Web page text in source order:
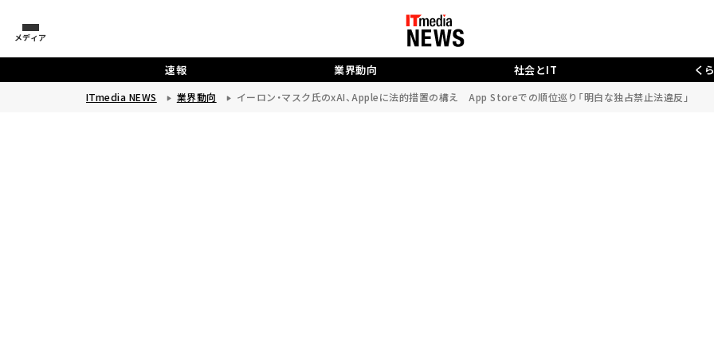
メディア
速報 業界動向 社会とIT く
ITmedia NEWS 業界動向 イーロン・マスク氏のxAI、Appleに法的措置の構え App Storeでの順位巡り「明白な独占禁止法違反」